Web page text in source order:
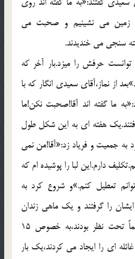
زمين مي نشينيم و صحبت مي
سنجي مي خنديدند.
حرفش را ميزد.بار آخر که
از نماز،آقاي سعيدي انگار که با
ما گفته اند آقا!صحبت نکن!ما
هفته اي به اين شکل طول
جمعيت و فرياد زد:«آقا!من نمي
دارم.اين لبا را پوشيده ام که
تعطيل کنم.»و شروع کرد به
را گرفتند و يک ماهي زندان
بودند.بعد که از زندان بيرون آمدند،دائماً تحت نظر بودند،به خصوص 15
اي را ايجاد مي کردند،يک بار